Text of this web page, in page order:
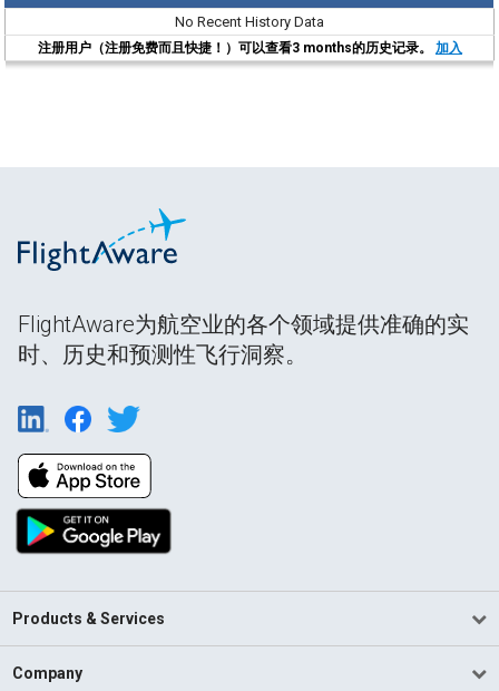
No Recent History Data
注册用户（注册免费而且快捷！）可以查看3 months的历史记录。 加入
FlightAware为航空业的各个领域提供准确的实
时、历史和预测性飞行洞察。
Products & Services
Company